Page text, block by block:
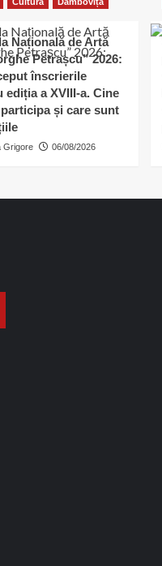
Cultură Dâmbovița
Națională de Artă
Petrașcu” 2026:
înscrierile
ediția a XVIII-a. Cine
și care sunt
Grigore 06/08/2026